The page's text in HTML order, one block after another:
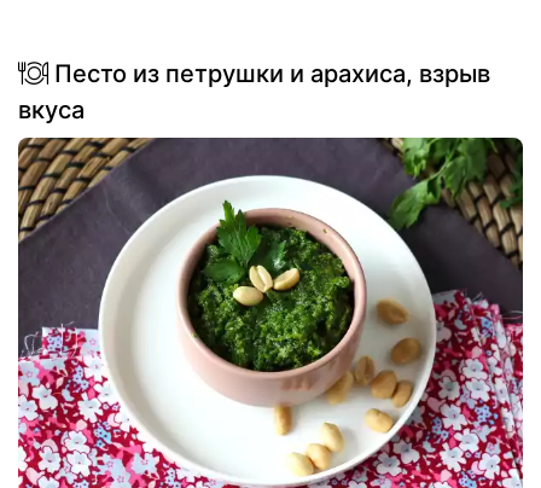
Песто из петрушки и арахиса, взрыв
вкуса